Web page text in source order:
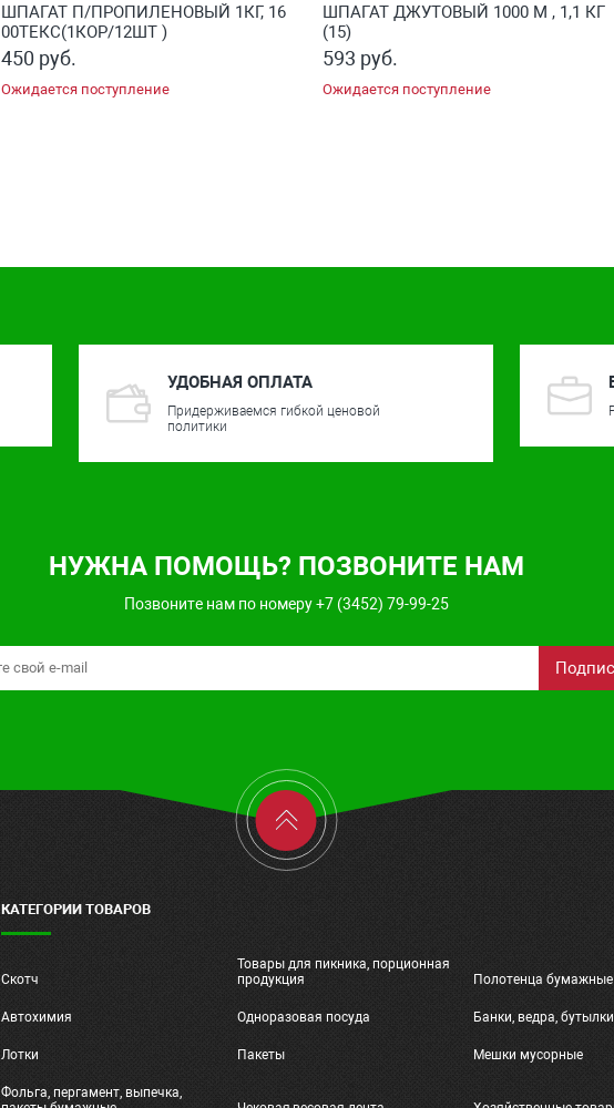
ШПАГАТ П/ПРОПИЛЕНОВЫЙ 1КГ, 16
00ТЕКС(1КОР/12ШТ )
450 руб.
Ожидается поступление
ШПАГАТ ДЖУТОВЫЙ 1000 М , 1,1 КГ
(15)
593 руб.
Ожидается поступление
УДОБНАЯ ОПЛАТА
Придерживаемся гибкой ценовой
политики
НУЖНА ПОМОЩЬ? ПОЗВОНИТЕ НАМ
Позвоните нам по номеру +7 (3452) 79-99-25
КАТЕГОРИИ ТОВАРОВ
Скотч
Товары для пикника, порционная
продукция
Полотенца бумажные
Автохимия Одноразовая посуда Банки, ведра, бутылки
Лотки Пакеты Мешки мусорные
Фольга, пергамент, выпечка,